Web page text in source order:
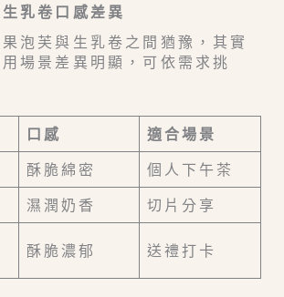
乳卷口感差異
泡芙與生乳卷之間猶豫，其實
場景差異明顯，可依需求挑
口感
適合場景
酥脆綿密
個人下午茶
濕潤奶香
切片分享
酥脆濃郁 送禮打卡